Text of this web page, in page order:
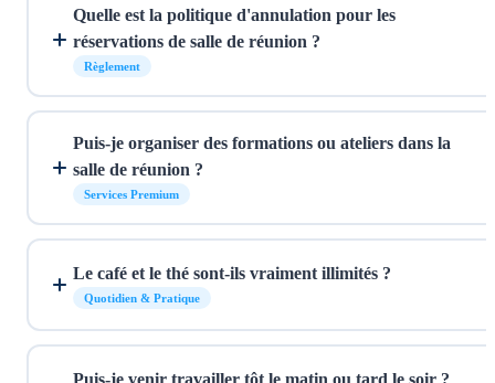
Quelle est la politique d'annulation pour les
réservations de salle de réunion ?
Règlement
Puis-je organiser des formations ou ateliers dans la
salle de réunion ?
Services Premium
Le café et le thé sont-ils vraiment illimités ?
Quotidien & Pratique
Puis-je venir travailler tôt le matin ou tard le soir ?